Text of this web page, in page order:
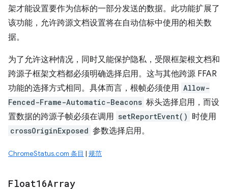
架才能设置要作为信标的一部分发送的数据。此功能扩展了
该功能，允许跨源文档设置将在自动信标中使用的相关数
据。
为了允许这种情况，同时又能保护隐私，受限框架根文档和
跨源子框架文档都必须明确选择启用。这与其他跨源 FFAR
功能的选择方式相同。具体而言，根帧必须使用 Allow-
Fenced-Frame-Automatic-Beacons 标头选择启用，而设
置数据的跨源子帧必须在调用 setReportEvent() 时使用
crossOriginExposed 参数选择启用。
ChromeStatus.com 条目 | 规范
Float16Array